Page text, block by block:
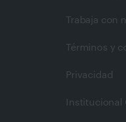
Trabaja con
Términos y
Privacidad
Institucional